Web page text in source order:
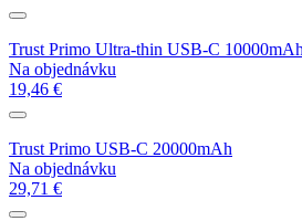
Trust Primo Ultra-thin USB-C 10000mAh
Na objednávku
19,46 €
Trust Primo USB-C 20000mAh
Na objednávku
29,71 €